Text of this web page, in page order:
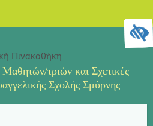
Πινακοθήκη
Μαθητών/τριών και Σχετικές
Σχολής Σμύρνης